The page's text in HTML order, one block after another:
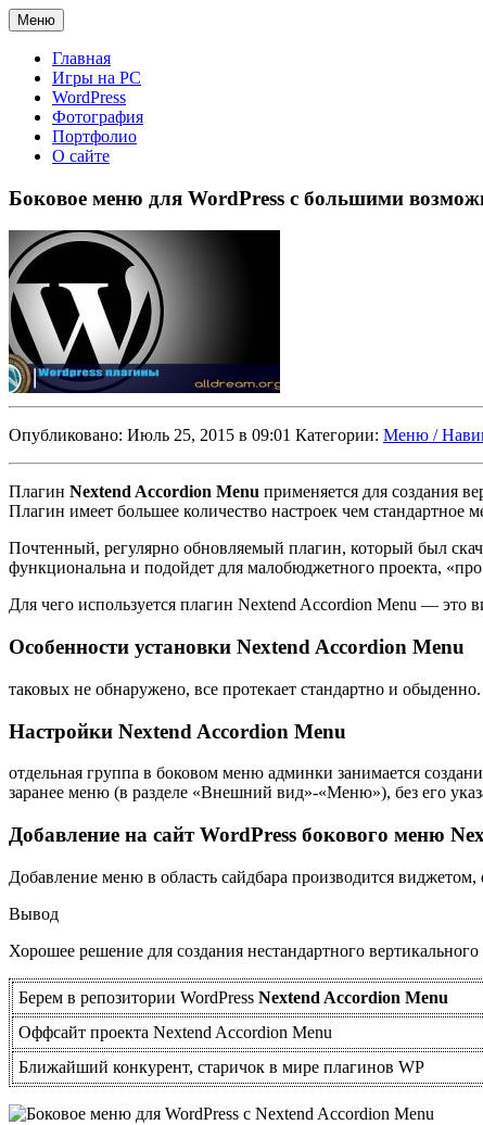
Меню
Главная
Игры на PC
WordPress
Фотография
Портфолио
О сайте
Боковое меню для WordPress с большими
Опубликовано: Июль 25, 2015 в 09:01 Категории: Меню /
Плагин Nextend Accordion Menu применяется для создания
Плагин имеет большее количество настроек чем стандартное
Почтенный, регулярно обновляемый плагин, который был
функциональна и подойдет для малобюджетного проекта,
Для чего используется плагин Nextend Accordion Menu — это
Особенности установки Nextend Accordion Menu
таковых не обнаружено, все протекает стандартно и обыденно.
Настройки Nextend Accordion Menu
отдельная группа в боковом меню админки занимается
заранее меню (в разделе «Внешний вид»-«Меню»), без его
Добавление на сайт WordPress бокового меню
Добавление меню в область сайдбара производится
Вывод
Хорошее решение для создания нестандартного
Берем в репозитории WordPress Nextend Accordion Menu
Оффсайт проекта Nextend Accordion Menu
Ближайший конкурент, старичок в мире плагинов WP